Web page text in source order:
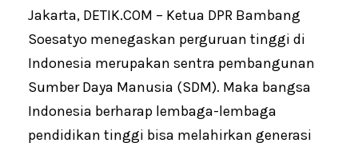
Jakarta, DETIK.COM – Ketua DPR Bambang
Soesatyo menegaskan perguruan tinggi di
Indonesia merupakan sentra pembangunan
Sumber Daya Manusia (SDM). Maka bangsa
Indonesia berharap lembaga-lembaga
pendidikan tinggi bisa melahirkan generasi